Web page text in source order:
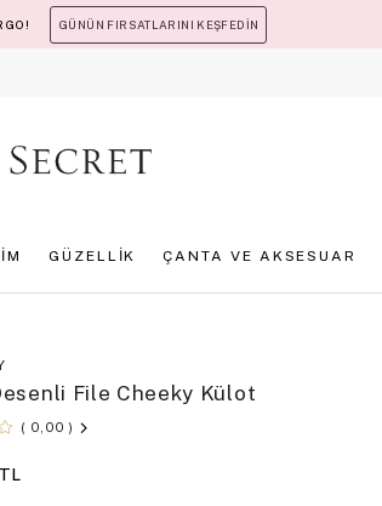
GÜNÜN FIRSATLARINI KEŞFEDİN
GÜZELLİK ÇANTA VE AKSESUAR
File Cheeky Külot
0,00